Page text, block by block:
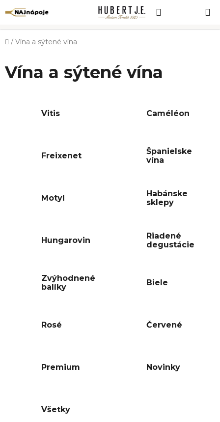
na
KOŠÍK
Domov
/ Vína a sýtené vína
Vína a sýtené vína
Vitis Caméléon
Freixenet
Španielske
vína
Motyl
Habánske
sklepy
Hungarovin
Riadené
degustácie
Zvýhodnené
balíky
Biele
Rosé Červené
Premium Novinky
Všetky